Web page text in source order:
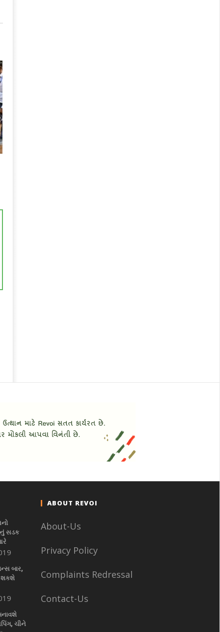
સડક
બાર,
શકશે
ચીને
ABOUT REVOI
About-Us
Privacy Policy
Complaints Redressal
Contact-Us